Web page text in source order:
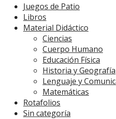
Juegos de Patio
Libros
Material Didáctico
Ciencias
Cuerpo Humano
Educación Física
Historia y Geografía
Lenguaje y
Matemáticas
Rotafolios
Sin categoría